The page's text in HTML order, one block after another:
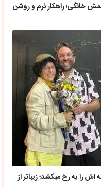
خانگی؛ راهکار نرم و روشن
را به رخ میکشد؛ زیباتر از